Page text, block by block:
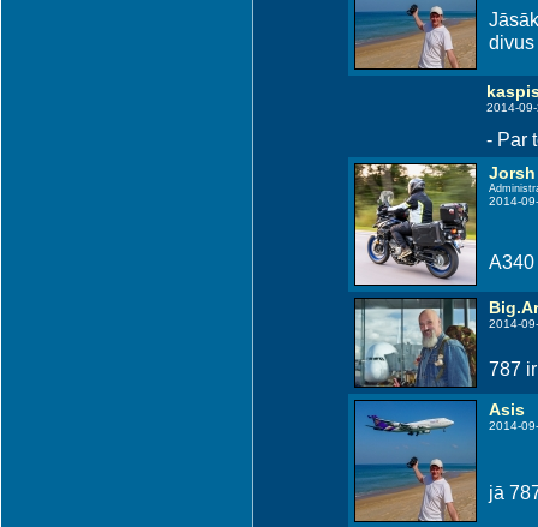
divus
2014-
- Par
Jorsh
2014-
A340
2014-
787
Asis
2014-
jā